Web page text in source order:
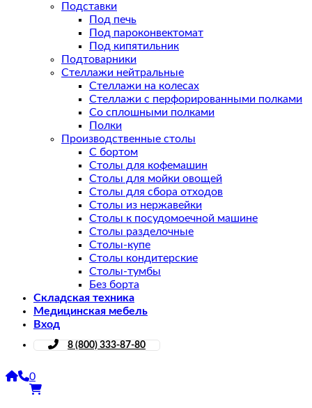
Подставки
Под печь
Под пароконвектомат
Под кипятильник
Подтоварники
Стеллажи нейтральные
Стеллажи на колесах
Стеллажи с перфорированными полками
Со сплошными полками
Полки
Производственные столы
С бортом
Столы для кофемашин
Столы для мойки овощей
Столы для сбора отходов
Столы из нержавейки
Столы к посудомоечной машине
Столы разделочные
Столы-купе
Столы кондитерские
Столы-тумбы
Без борта
Складская техника
Медицинская мебель
Вход
8 (800) 333-87-80
0